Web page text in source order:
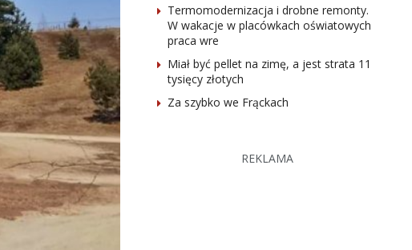
Termomodernizacja i drobne remonty.
W wakacje w placówkach oświatowych
praca wre
Miał być pellet na zimę, a jest strata 11
tysięcy złotych
Za szybko we Frąckach
REKLAMA